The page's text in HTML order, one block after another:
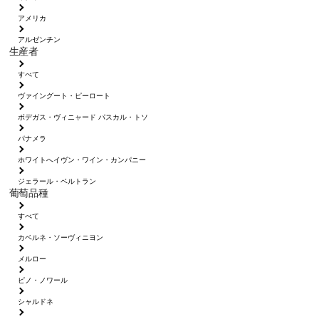
アメリカ
アルゼンチン
生産者
すべて
ヴァイングート・ピーロート
ボデガス・ヴィニャード パスカル・トソ
パナメラ
ホワイトへイヴン・ワイン・カンパニー
ジェラール・ベルトラン
葡萄品種
すべて
カベルネ・ソーヴィニヨン
メルロー
ピノ・ノワール
シャルドネ